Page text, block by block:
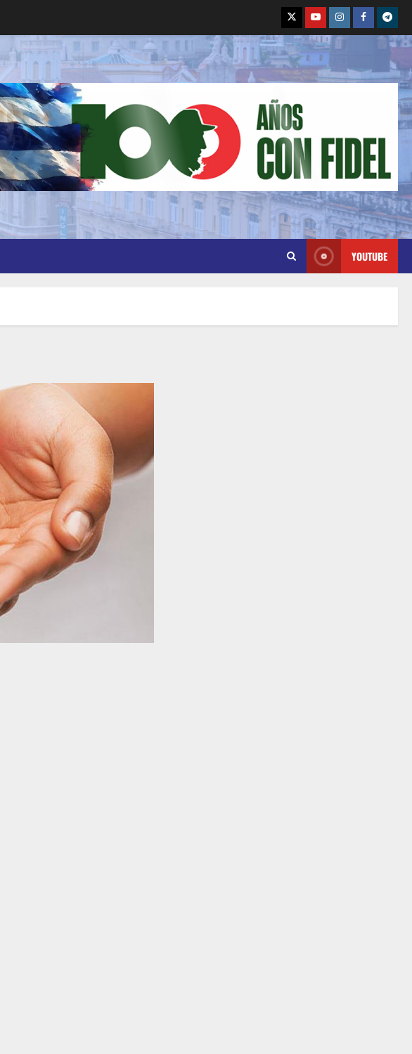
YOUTUBE